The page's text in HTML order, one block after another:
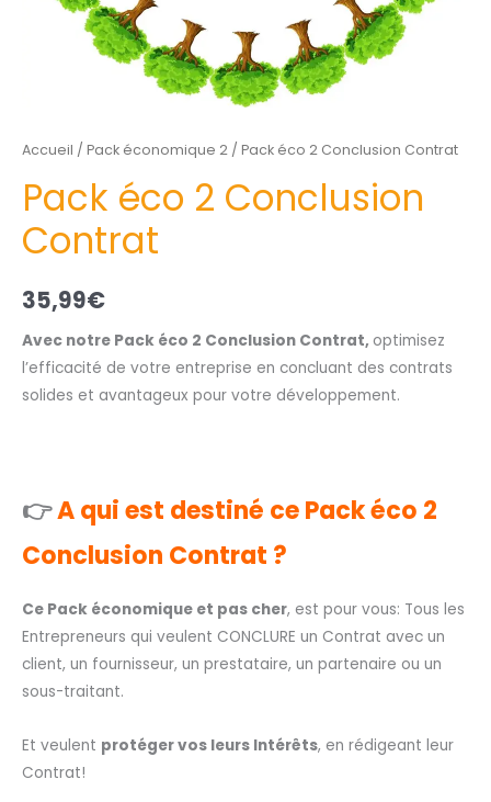
Accueil / Pack économique 2 / Pack éco 2 Conclusion Contrat
Pack éco 2 Conclusion
Contrat
35,99€
Avec notre Pack éco 2 Conclusion Contrat, optimisez
l’efficacité de votre entreprise en concluant des contrats
solides et avantageux pour votre développement.
👉A qui est destiné ce Pack éco 2
Conclusion Contrat ?
Ce Pack économique et pas cher, est pour vous: Tous les
Entrepreneurs qui veulent CONCLURE un Contrat avec un
client, un fournisseur, un prestataire, un partenaire ou un
sous-traitant.
Et veulent protéger vos leurs Intérêts, en rédigeant leur
Contrat!